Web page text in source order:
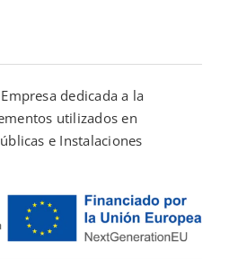
dedicada a la
utilizados en
e Instalaciones